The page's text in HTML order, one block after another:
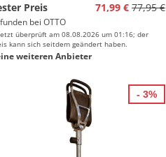
Preis
71,99 € 77,95 €
bei OTTO
überprüft am 08.08.2026 um 01:16; der
kann sich seitdem geändert haben.
weiteren Anbieter
- 3%